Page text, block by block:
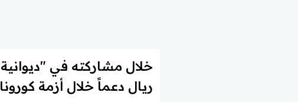
ريال دعماً خلال أزمة كورونا